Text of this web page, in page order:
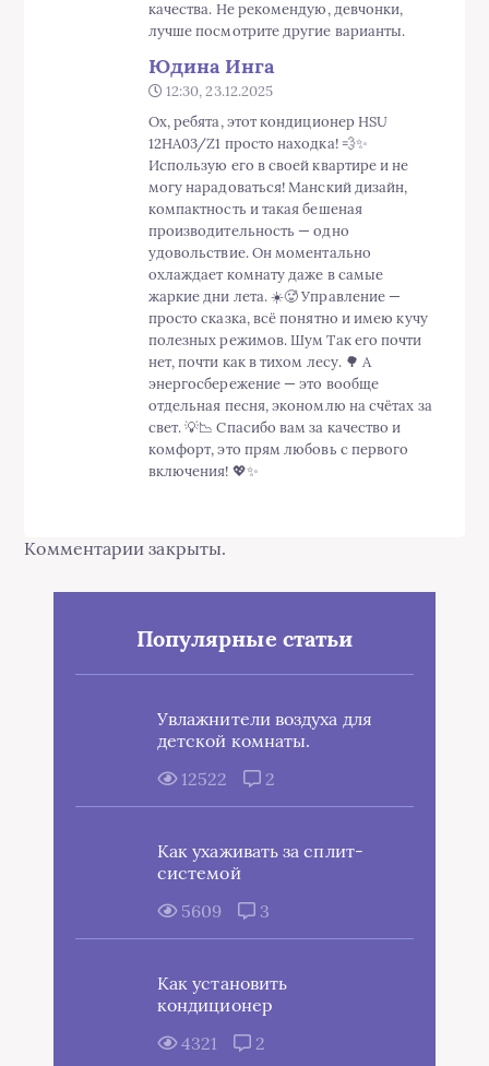
могу нарадоваться! Манский дизайн,
компактность и такая бешеная
производительность — одно
удовольствие. Он моментально
жаркие дни лета. ☀️🥵 Управление —
просто сказка, всё понятно и имею кучу
полезных режимов. Шум Так его почти
нет, почти как в тихом лесу. 🌳 А
энергосбережение — это вообще
отдельная песня, экономлю на счётах за
свет. 💡📉 Спасибо вам за качество и
комфорт, это прям любовь с первого
включения! 💖✨
Комментарии закрыты.
Популярные статьи
Увлажнители воздуха для
Как ухаживать за сплит-
5609
3
Как установить
4321
Что такое сплит-система
3161
4